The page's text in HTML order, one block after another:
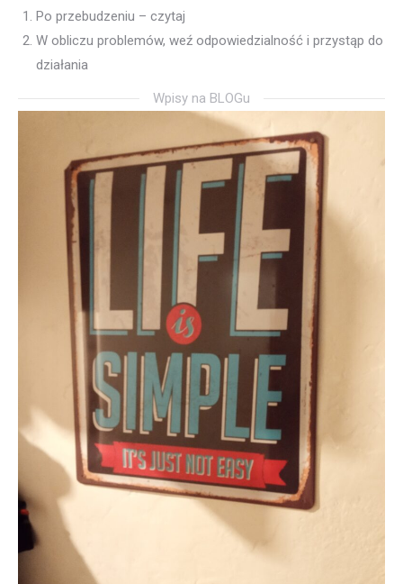
Po przebudzeniu – czytaj
W obliczu problemów, weź odpowiedzialność i przystąp do
działania
Wpisy na BLOGu